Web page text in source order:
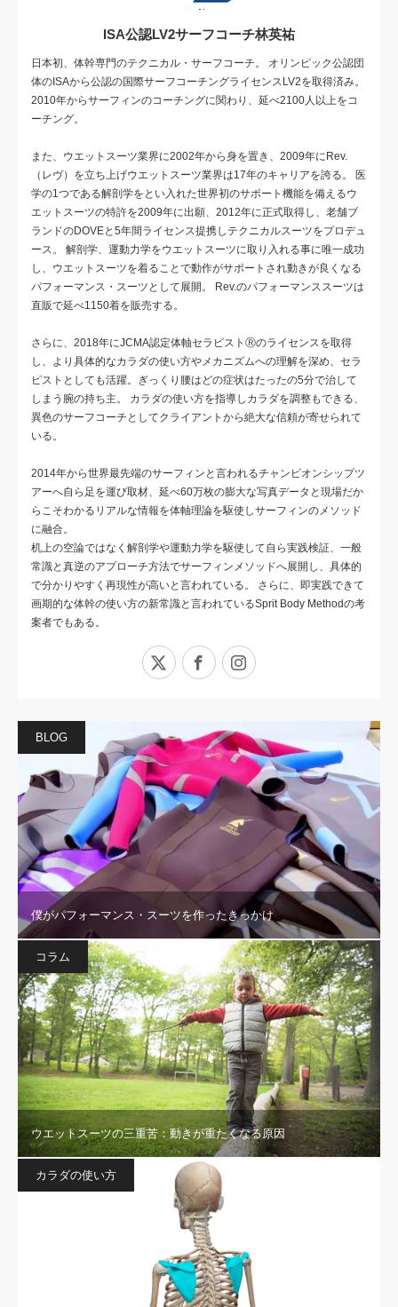
ISA公認LV2サーフコーチ林英祐
日本初、体幹専門のテクニカル・サーフコーチ。 オリンピック公認団
体のISAから公認の国際サーフコーチングライセンスLV2を取得済み。
2010年からサーフィンのコーチングに関わり、延べ2100人以上をコ
ーチング。
また、ウエットスーツ業界に2002年から身を置き、2009年にRev.
（レヴ）を立ち上げウエットスーツ業界は17年のキャリアを誇る。 医
学の1つである解剖学をとい入れた世界初のサポート機能を備えるウ
エットスーツの特許を2009年に出願、2012年に正式取得し、老舗ブ
ランドのDOVEと5年間ライセンス提携しテクニカルスーツをプロデュ
ース。 解剖学、運動力学をウエットスーツに取り入れる事に唯一成功
し、ウエットスーツを着ることで動作がサポートされ動きが良くなる
パフォーマンス・スーツとして展開。 Rev.のパフォーマンススーツは
直販で延べ1150着を販売する。
さらに、2018年にJCMA認定体軸セラピストⓇのライセンスを取得
し、より具体的なカラダの使い方やメカニズムへの理解を深め、セラ
ピストとしても活躍。ぎっくり腰はどの症状はたったの5分で治して
しまう腕の持ち主。 カラダの使い方を指導しカラダを調整もできる、
異色のサーフコーチとしてクライアントから絶大な信頼が寄せられて
いる。
2014年から世界最先端のサーフィンと言われるチャンピオンシップツ
アーへ自ら足を運び取材、延べ60万枚の膨大な写真データと現場だか
らこそわかるリアルな情報を体軸理論を駆使しサーフィンのメソッド
に融合。
机上の空論ではなく解剖学や運動力学を駆使して自ら実践検証、一般
常識と真逆のアプローチ方法でサーフィンメソッドへ展開し、具体的
で分かりやすく再現性が高いと言われている。 さらに、即実践できて
画期的な体幹の使い方の新常識と言われているSprit Body Methodの考
案者でもある。
Facebook
BLOG
僕がパフォーマンス・スーツを作ったきっかけ
コラム
ウエットスーツの三重苦：動きが重たくなる原因
カラダの使い方